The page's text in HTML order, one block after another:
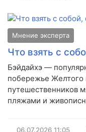
Мнение эксперта
Что взять с
Бэйдайхэ —
побережье
путешественников
пляжами и
06.07.2026 11:05